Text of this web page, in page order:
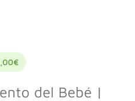
del Bebé |